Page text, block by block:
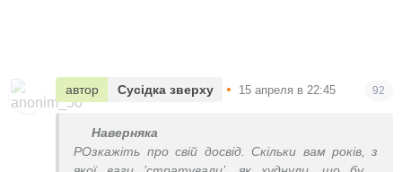
автор Сусідка зверху • 15 апреля в 22:45 92
Наверняка
РОзкажіть про свій досвід. Скільки вам років, з